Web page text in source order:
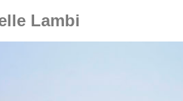
Lambi